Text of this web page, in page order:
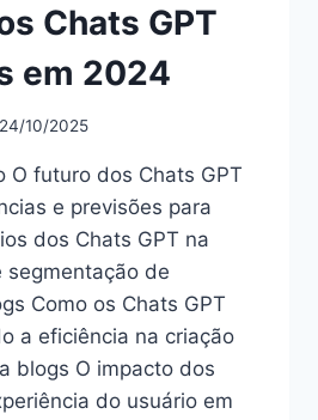
Chats GPT
em 2024
24/10/2025
O futuro dos Chats GPT
e previsões para
dos Chats GPT na
segmentação de
Como os Chats GPT
a eficiência na criação
blogs O impacto dos
do usuário em